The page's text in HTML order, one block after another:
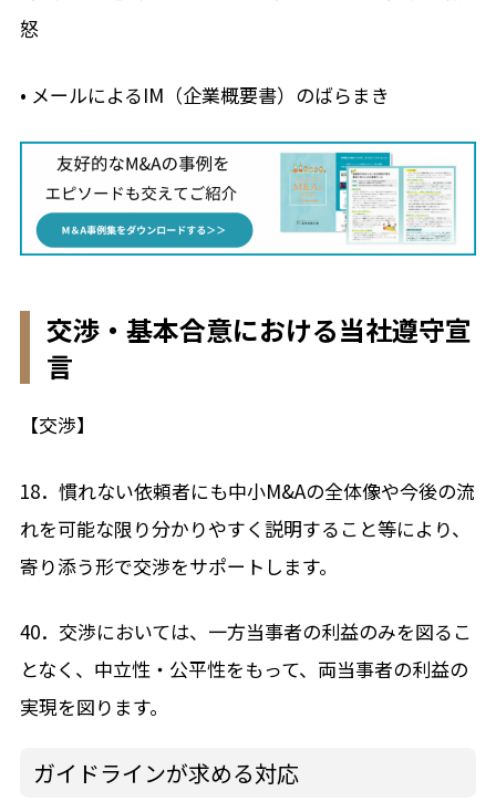
怒
• メールによるIM（企業概要書）のばらまき
交渉・基本合意における当社遵守宣
言
【交渉】
18．慣れない依頼者にも中小M&Aの全体像や今後の流
れを可能な限り分かりやすく説明すること等により、
寄り添う形で交渉をサポートします。
40．交渉においては、一方当事者の利益のみを図るこ
となく、中立性・公平性をもって、両当事者の利益の
実現を図ります。
ガイドラインが求める対応